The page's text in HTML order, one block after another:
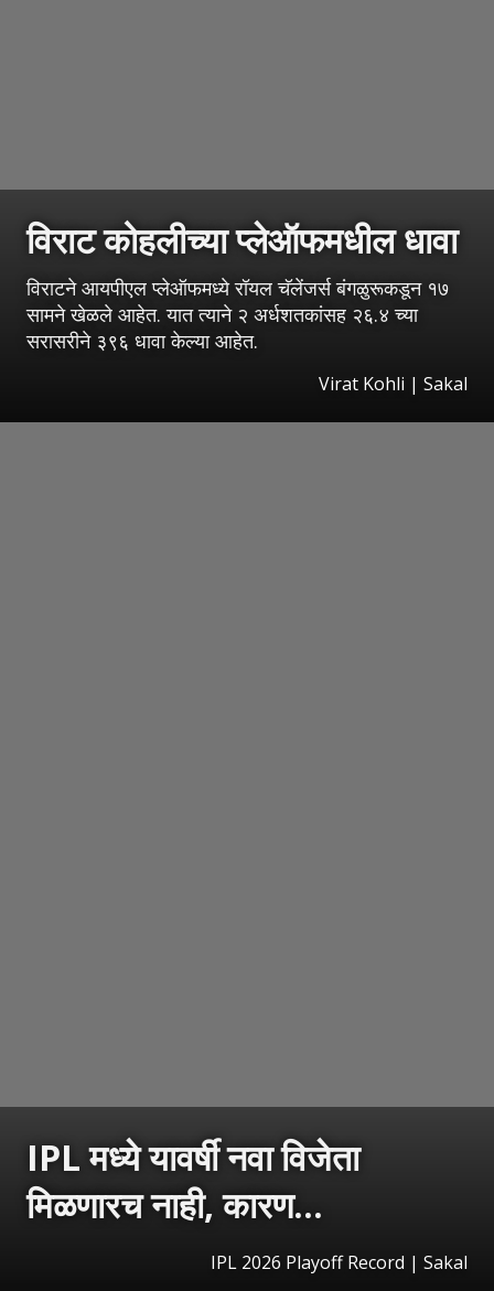
विराट कोहलीच्या प्लेऑफमधील धावा
विराटने आयपीएल प्लेऑफमध्ये रॉयल चॅलेंजर्स बंगळुरूकडून १७
सामने खेळले आहेत. यात त्याने २ अर्धशतकांसह २६.४ च्या
सरासरीने ३९६ धावा केल्या आहेत.
Virat Kohli | Sakal
IPL मध्ये यावर्षी नवा विजेता
मिळणारच नाही, कारण...
IPL 2026 Playoff Record | Sakal